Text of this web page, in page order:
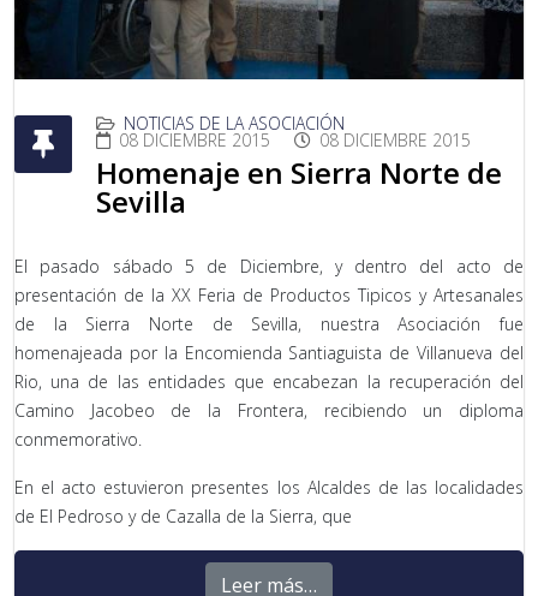
NOTICIAS DE LA ASOCIACIÓN
08 DICIEMBRE 2015 08 DICIEMBRE 2015
Homenaje en Sierra Norte de
Sevilla
El pasado sábado 5 de Diciembre, y dentro del acto de
presentación de la XX Feria de Productos Tipicos y Artesanales
de la Sierra Norte de Sevilla, nuestra Asociación fue
homenajeada por la Encomienda Santiaguista de Villanueva del
Rio, una de las entidades que encabezan la recuperación del
Camino Jacobeo de la Frontera, recibiendo un diploma
conmemorativo.
En el acto estuvieron presentes los Alcaldes de las localidades
de El Pedroso y de Cazalla de la Sierra, que
Leer más…